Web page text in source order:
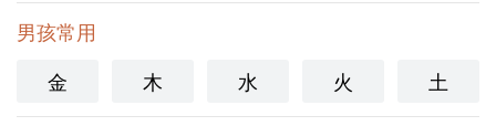
男孩常用
金
木 水 火 土